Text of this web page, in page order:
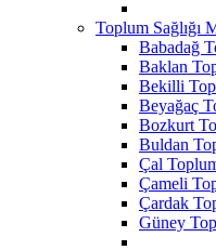
Toplum Sağlığı
Babadağ
Baklan
Bekilli
Beyağaç
Bozkurt
Buldan
Çal
Çameli
Çardak
Güney